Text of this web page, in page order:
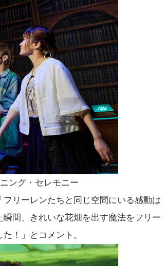
ング・セレモニー
リーレンたちと同じ空間にいる感動は
間、きれいな花畑を出す魔法をフリー
！」とコメント。